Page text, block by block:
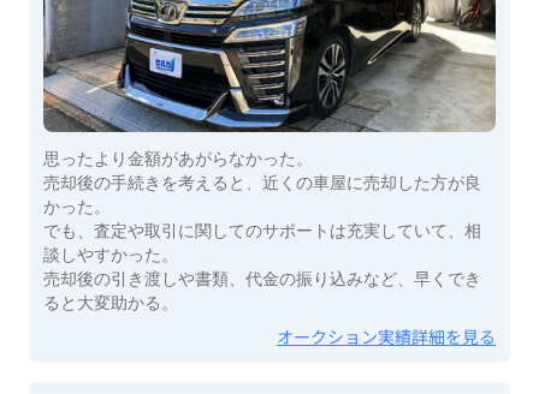
思ったより金額があがらなかった。
売却後の手続きを考えると、近くの車屋に売却した方が良
かった。
でも、査定や取引に関してのサポートは充実していて、相
談しやすかった。
売却後の引き渡しや書類、代金の振り込みなど、早くでき
ると大変助かる。
オークション実績詳細を見る